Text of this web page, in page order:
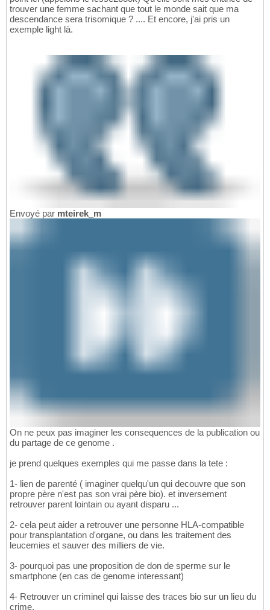
trouver une femme sachant que tout le monde sait que ma
descendance sera trisomique ? .... Et encore, j'ai pris un
exemple light là.
Envoyé par mteirek_m
On ne peux pas imaginer les consequences de la publication ou
du partage de ce genome .
je prend quelques exemples qui me passe dans la tete :
1- lien de parenté ( imaginer quelqu'un qui decouvre que son
propre père n'est pas son vrai père bio). et inversement
retrouver parent lointain ou ayant disparu ...
2- cela peut aider a retrouver une personne HLA-compatible
pour transplantation d'organe, ou dans les traitement des
leucemies et sauver des milliers de vie.
3- pourquoi pas une proposition de don de sperme sur le
smartphone (en cas de genome interessant)
4- Retrouver un criminel qui laisse des traces bio sur un lieu du
crime.